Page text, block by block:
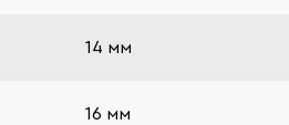
14 мм
16 мм